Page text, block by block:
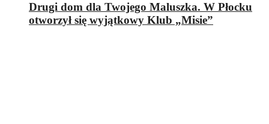
Drugi dom dla Twojego Maluszka. W Płocku
otworzył się wyjątkowy Klub „Misie”